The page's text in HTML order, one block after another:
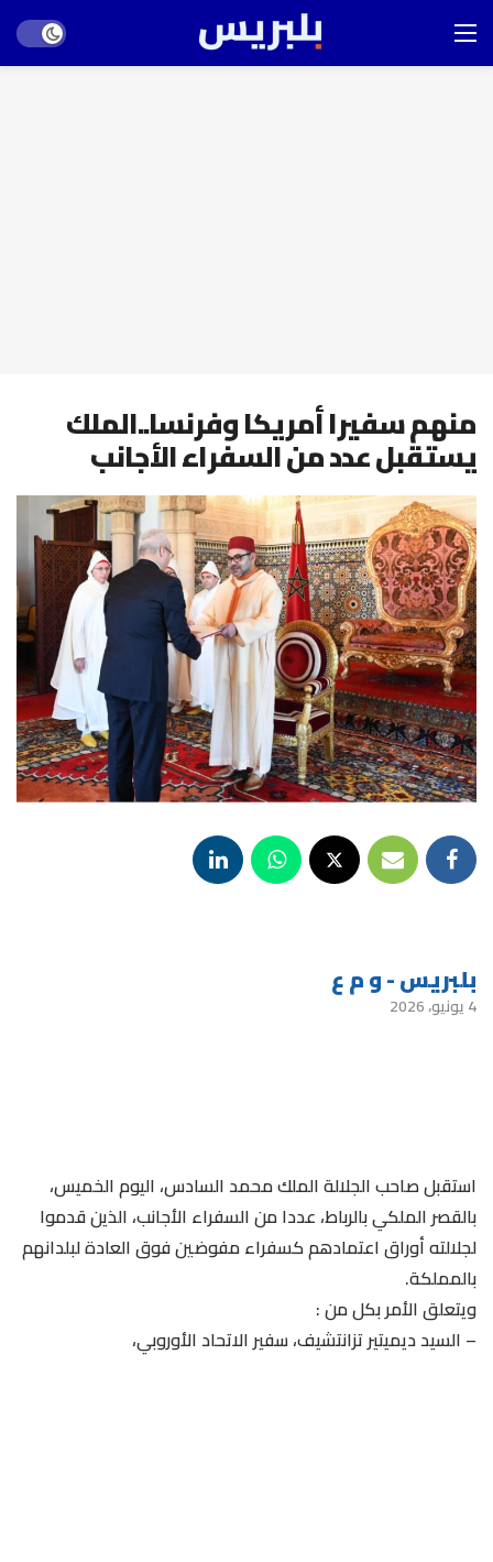
mode
منهم سفيرا أمريكا وفرنسا..الملك
يستقبل عدد من السفراء الأجانب
بلبريس - و م ع
4 يونيو، 2026
استقبل صاحب الجلالة الملك محمد السادس، اليوم الخميس،
بالقصر الملكي بالرباط، عددا من السفراء الأجانب، الذين قدموا
لجلالته أوراق اعتمادهم كسفراء مفوضين فوق العادة لبلدانهم
بالمملكة.
ويتعلق الأمر بكل من :
– السيد ديميتير تزانتشيف، سفير الاتحاد الأوروبي،